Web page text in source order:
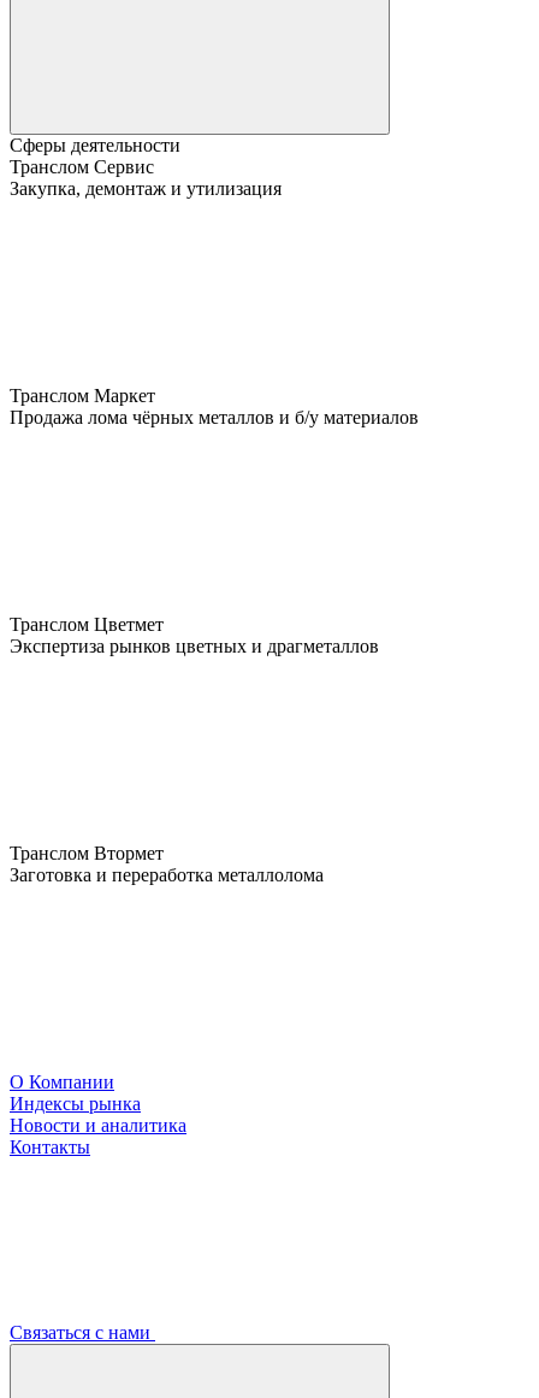
Сферы деятельности
Транслом Сервис
Закупка, демонтаж и утилизация
Транслом Маркет
Продажа лома чёрных металлов и б/у материалов
Транслом Цветмет
Экспертиза рынков цветных и драгметаллов
Транслом Втормет
Заготовка и переработка металлолома
О Компании
Индексы рынка
Новости и аналитика
Контакты
Связаться с нами